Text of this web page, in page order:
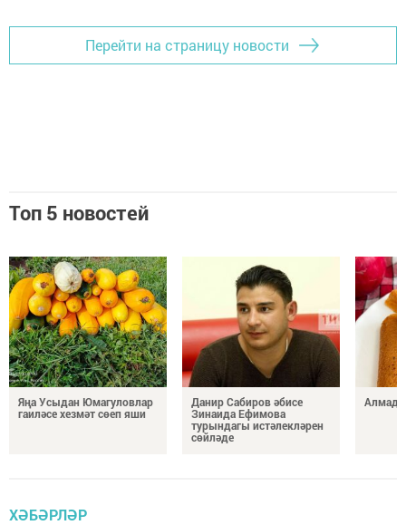
Перейти на страницу новости
Топ 5 новостей
Яңа Усыдан Юмагуловлар
гаиләсе хезмәт сөеп яши
Данир Сабиров әбисе
Зинаида Ефимова
турындагы истәлекләрен
сөйләде
ХӘБӘРЛӘР